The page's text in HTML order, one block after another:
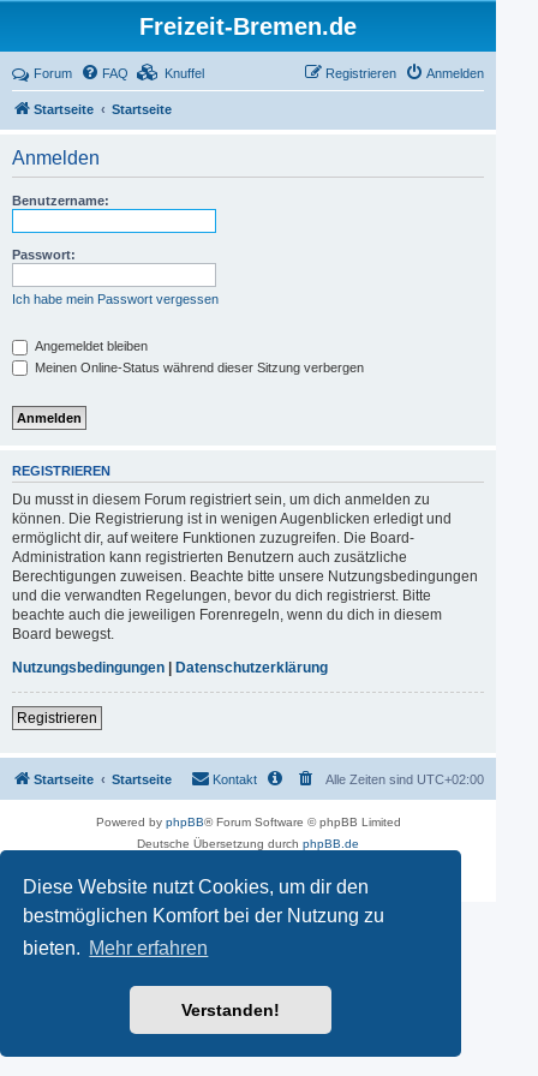
Diese Website nutzt Cookies, um dir den
bestmöglichen Komfort bei der Nutzung zu
bieten. Mehr erfahren
Verstanden!
Freizeit-Bremen.de
Forum FAQ Knuffel Anmelden
Registrieren
Startseite Startseite
Anmelden
Benutzername:
Passwort:
Ich habe mein Passwort vergessen
Angemeldet bleiben
Meinen Online-Status während dieser Sitzung verbergen
REGISTRIEREN
Du musst in diesem Forum registriert sein, um dich anmelden zu
können. Die Registrierung ist in wenigen Augenblicken erledigt und
ermöglicht dir, auf weitere Funktionen zuzugreifen. Die Board-
Administration kann registrierten Benutzern auch zusätzliche
Berechtigungen zuweisen. Beachte bitte unsere Nutzungsbedingungen
und die verwandten Regelungen, bevor du dich registrierst. Bitte
beachte auch die jeweiligen Forenregeln, wenn du dich in diesem
Board bewegst.
Nutzungsbedingungen | Datenschutzerklärung
Registrieren
Startseite Startseite Alle Zeiten sind UTC+02:00
Kontakt
Powered by phpBB® Forum Software © phpBB Limited
Deutsche Übersetzung durchphpBB.de
Datenschutz
Nutzungsbedingungen